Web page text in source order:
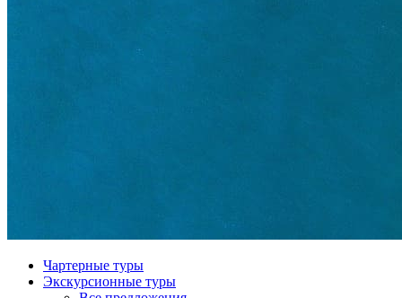
Чартерные туры
Экскурсионные туры